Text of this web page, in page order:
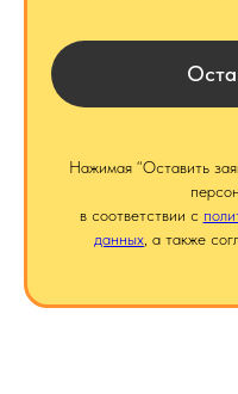
Нажимая “Оставить
в соответствии с
данных , а также